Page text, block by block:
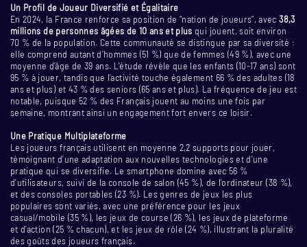
Un Profil de Joueur Diversifié et Égalitaire
En 2024, la France renforce sa position de “nation de joueurs”, avec38,3
millions de personnes âgées de 10 ans et plus qui jouent, soit environ
70 % de la population. Cette communauté se distingue par sa diversité :
elle comprend autant d’hommes (51 %) que de femmes (49 %), avec une
moyenne d’âge de 39 ans. L’étude révèle que les enfants (10-17 ans) sont
95 % à jouer, tandis que l’activité touche également 66 % des adultes (18
ans et plus) et 43 % des seniors (65 ans et plus). La fréquence de jeu est
notable, puisque 52 % des Français jouent au moins une fois par
semaine, montrant ainsi un engagement fort envers ce loisir.
Une Pratique Multiplateforme
Les joueurs français utilisent en moyenne 2,2 supports pour jouer,
témoignant d’une adaptation aux nouvelles technologies et d’une
pratique qui se diversifie. Le smartphone domine avec 56 %
d’utilisateurs, suivi de la console de salon (45 %), de l’ordinateur (38 %),
et des consoles portables (23 %). Les genres de jeux les plus
populaires sont variés, avec une préférence pour les jeux
casual/mobile (35 %), les jeux de course (26 %), les jeux de plateforme
et d’action (25 % chacun), et les jeux de rôle (24 %), illustrant la pluralité
des goûts des joueurs français.